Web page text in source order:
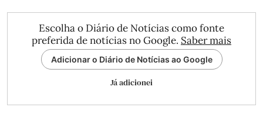
Escolha o Diário de Notícias como fonte
preferida de notícias no Google. Saber mais
Adicionar o Diário de Notícias ao Google
Já adicionei